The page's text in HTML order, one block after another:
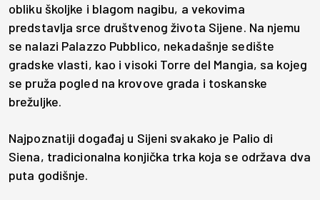
obliku školjke i blagom nagibu, a vekovima
predstavlja srce društvenog života Sijene. Na njemu
se nalazi Palazzo Pubblico, nekadašnje sedište
gradske vlasti, kao i visoki Torre del Mangia, sa kojeg
se pruža pogled na krovove grada i toskanske
brežuljke.
Najpoznatiji događaj u Sijeni svakako je Palio di
Siena, tradicionalna konjička trka koja se održava dva
puta godišnje.